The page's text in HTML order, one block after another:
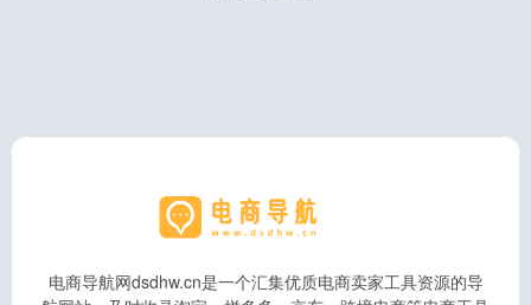
电商导航网dsdhw.cn是一个汇集优质电商卖家工具资源的导